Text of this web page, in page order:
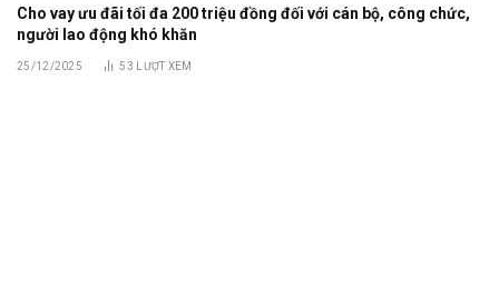
Cho vay ưu đãi tối đa 200 triệu đồng đối với cán bộ, công chức,
người lao động khó khăn
25/12/2025 53 LƯỢT XEM